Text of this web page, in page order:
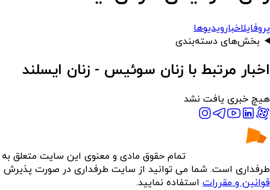
پروفایلاخبارویدیوها
بخش‌های دسته‌بندی
اخبار مرتبط با زنان سوئیس - زنان ایسلند
هیچ خبری یافت نشد
تمام حقوق مادی و معنوی این سایت متعلق به
طرفداری است. شما می توانید از سایت طرفداری در صورت پذیرش
قوانین و مقررات استفاده نمایید.